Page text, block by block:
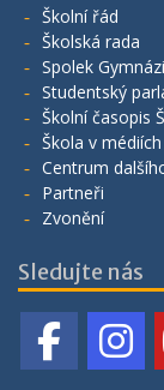
Školní řád
Školská rada
Spolek
Studentský
Školní časopis
Škola v médiích
Centrum
Partneři
Zvonění
Sledujte nás